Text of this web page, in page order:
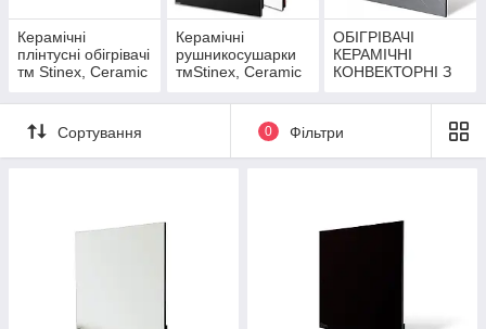
Керамічні
плінтусні обігрівачі
тм Stinex, Ceramic
Керамічні
рушникосушарки
тмStinex, Ceramic
ОБІГРІВАЧІ
КЕРАМІЧНІ
КОНВЕКТОРНІ З
РОМ WI-FI
Сортування
0 Фільтри